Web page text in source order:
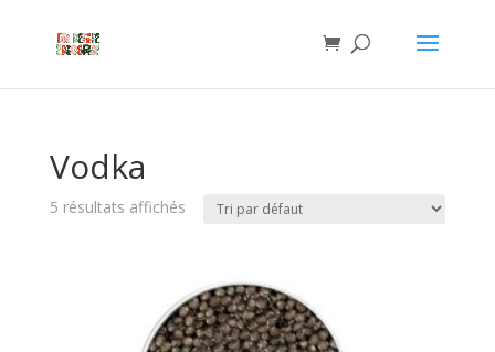
Vodka
5 résultats affichés